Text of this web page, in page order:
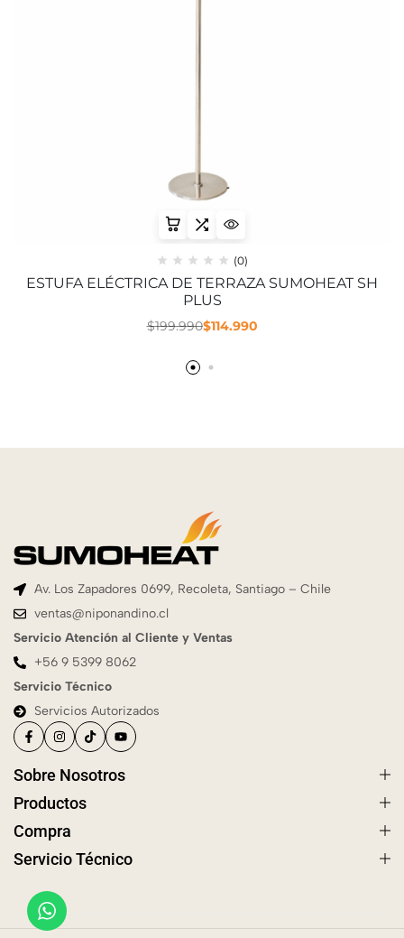
(0)
ESTUFA ELÉCTRICA DE TERRAZA SUMOHEAT SH
PLUS
$199.990$114.990
Av. Los Zapadores 0699, Recoleta, Santiago – Chile
ventas@niponandino.cl
Servicio Atención al Cliente y Ventas
+56 9 5399 8062
Servicio Técnico
Servicios Autorizados
Sobre Nosotros
Productos
Compra
Servicio Técnico